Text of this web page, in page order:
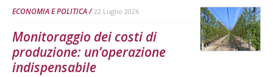
ECONOMIA E POLITICA 22 Luglio 2026
Monitoraggio dei costi di
produzione: un’operazione
indispensabile